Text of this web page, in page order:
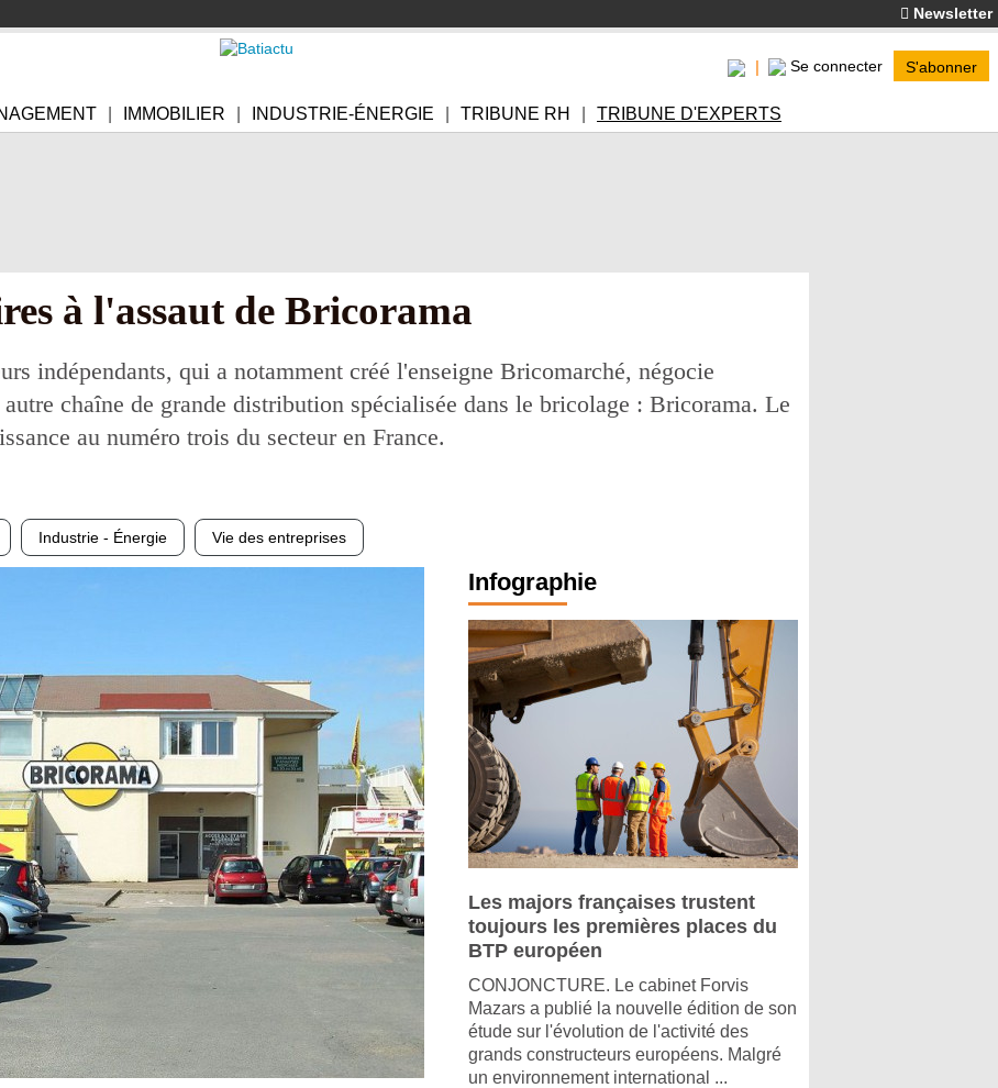
Newsletter
Se connecter S'abonner
IMMOBILIER INDUSTRIE-ÉNERGIE TRIBUNE RH TRIBUNE D'EXPERTS
à l'assaut de Bricorama
indépendants, qui a notamment créé l'enseigne Bricomarché, négocie
chaîne de grande distribution spécialisée dans le bricolage : Bricorama. Le
au numéro trois du secteur en France.
Industrie - Énergie Vie des entreprises
Infographie
Les majors françaises trustent
toujours les premières places du
BTP européen
CONJONCTURE. Le cabinet Forvis
Mazars a publié la nouvelle édition de son
étude sur l'évolution de l'activité des
grands constructeurs européens. Malgré
un environnement international ...